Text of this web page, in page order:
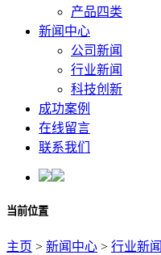
产品四类
新闻中心
公司新闻
行业新闻
科技创新
成功案例
在线留言
联系我们
当前位置
主页 > 新闻中心 > 行业新闻